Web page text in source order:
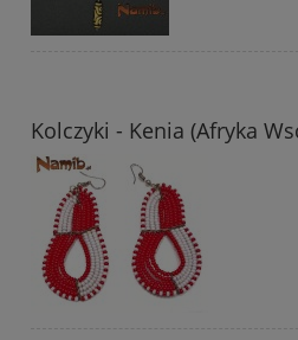
Kolczyki - Kenia (Afryka